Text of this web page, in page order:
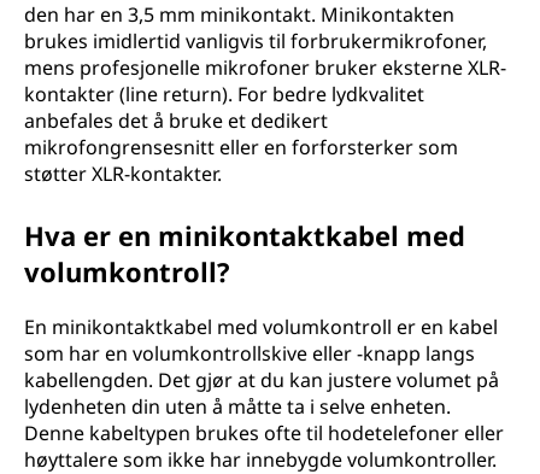
den har en 3,5 mm minikontakt. Minikontakten
brukes imidlertid vanligvis til forbrukermikrofoner,
mens profesjonelle mikrofoner bruker eksterne XLR-
kontakter (line return). For bedre lydkvalitet
anbefales det å bruke et dedikert
mikrofongrensesnitt eller en forforsterker som
støtter XLR-kontakter.
Hva er en minikontaktkabel med
volumkontroll?
En minikontaktkabel med volumkontroll er en kabel
som har en volumkontrollskive eller -knapp langs
kabellengden. Det gjør at du kan justere volumet på
lydenheten din uten å måtte ta i selve enheten.
Denne kabeltypen brukes ofte til hodetelefoner eller
høyttalere som ikke har innebygde volumkontroller.